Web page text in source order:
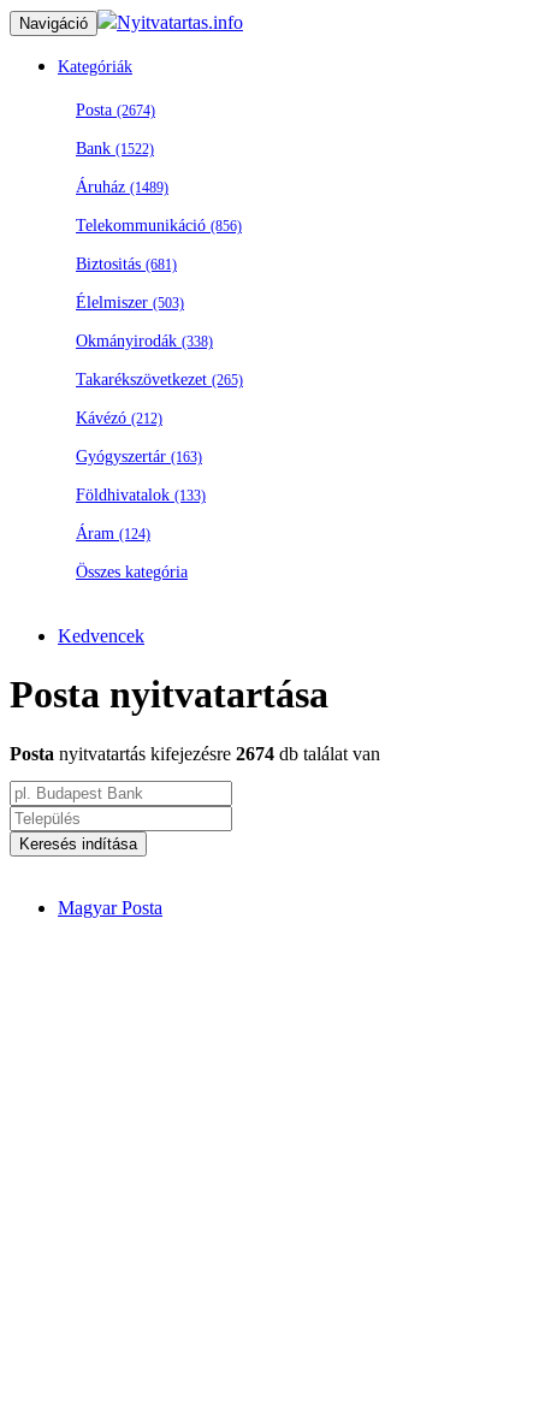
Navigáció Nyitvatartas.info
Kategóriák
Posta (2674)
Bank (1522)
Áruház (1489)
Telekommunikáció (856)
Biztositás (681)
Élelmiszer (503)
Okmányirodák (338)
Takarékszövetkezet (265)
Kávézó (212)
Gyógyszertár (163)
Földhivatalok (133)
Áram (124)
Összes kategória
Kedvencek
Posta nyitvatartása
Posta nyitvatartás kifejezésre 2674 db találat van
Keresés indítása
Magyar Posta